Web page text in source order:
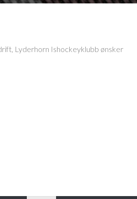
Lyderhorn Ishockeyklubb ønsker